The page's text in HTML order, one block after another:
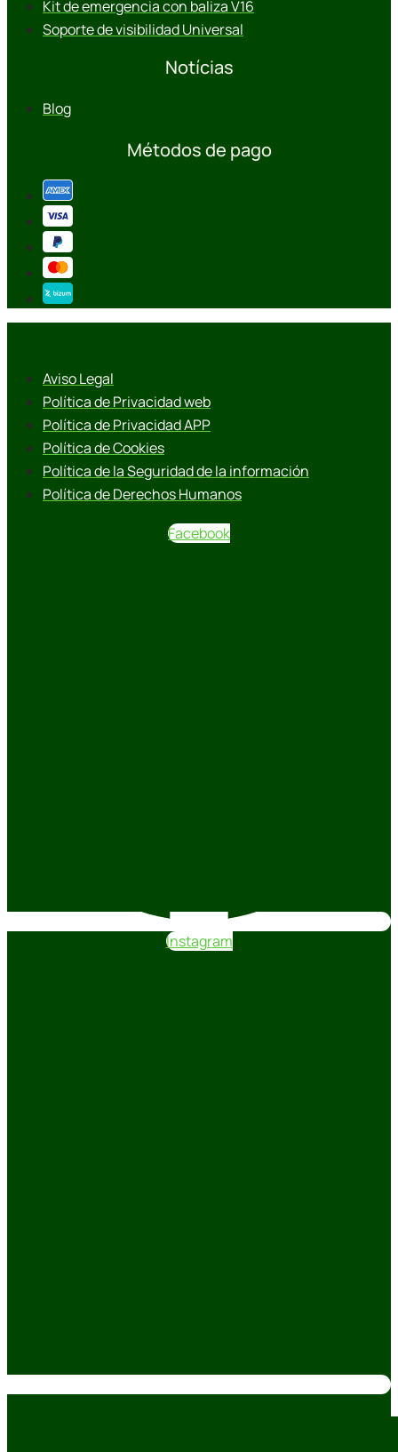
Kit de emergencia con baliza V16
Soporte de visibilidad Universal
Notícias
Blog
Métodos de pago
Aviso Legal
Política de Privacidad web
Política de Privacidad APP
Política de Cookies
Política de la Seguridad de la información
Política de Derechos Humanos
Facebook
Instagram